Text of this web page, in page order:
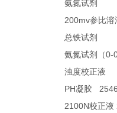
氨氮试剂
200mv参比溶
总铁试剂
氨氮试剂（0-
浊度校正液
PH凝胶
2100N校正液